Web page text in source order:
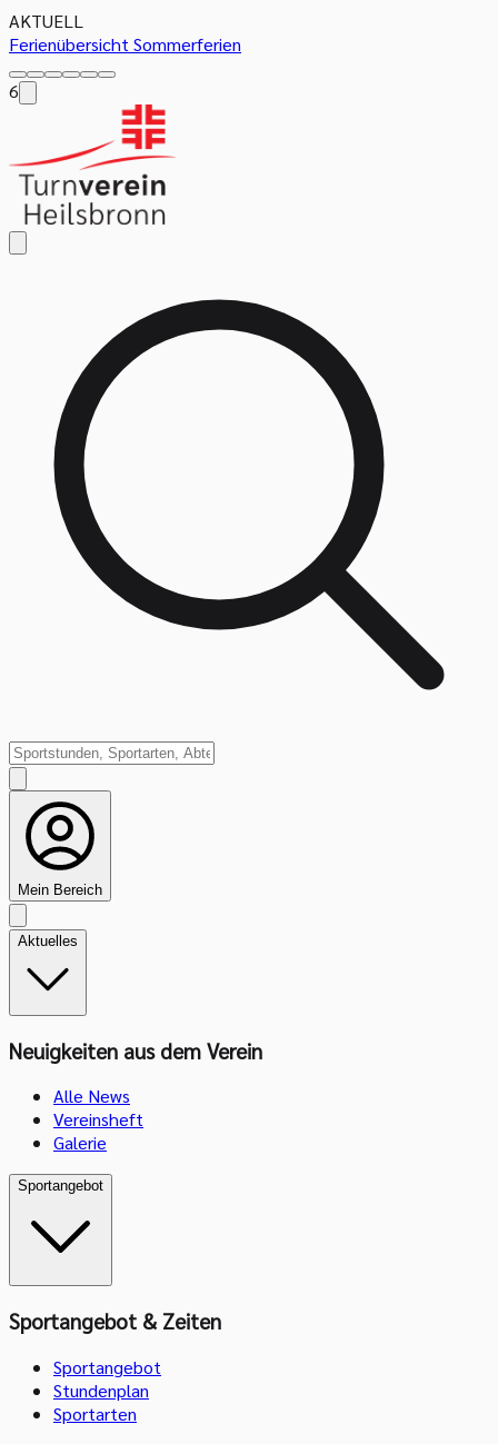
AKTUELL
Ferienübersicht Sommerferien
6
Mein Bereich
Aktuelles
Neuigkeiten aus dem Verein
Alle News
Vereinsheft
Galerie
Sportangebot
Sportangebot & Zeiten
Sportangebot
Stundenplan
Sportarten